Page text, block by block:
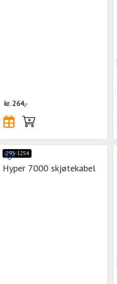
kr.264,-
293-1254
Hyper 7000 skjøtekabel